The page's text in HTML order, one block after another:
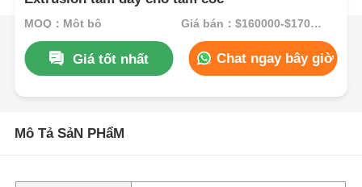
MOQ：Một bộ Giá bán：$160000-$170000
Giá tốt nhất Chat ngay bây giờ
Mô Tả SảN PHẩM